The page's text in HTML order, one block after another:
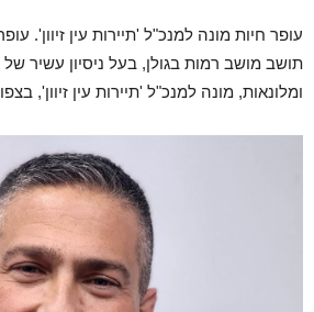
ומלונאות, מונה למנכ"ל 'תיירות עין זיוון',